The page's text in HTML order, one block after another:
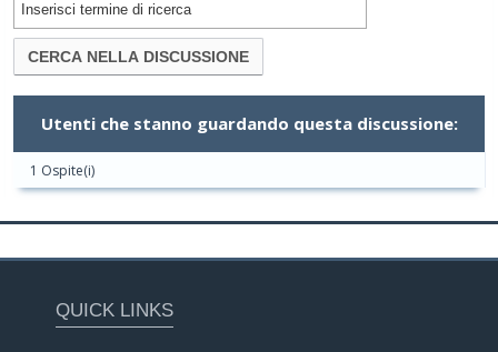
Utenti che stanno guardando questa discussione:
1 Ospite(i)
QUICK LINKS